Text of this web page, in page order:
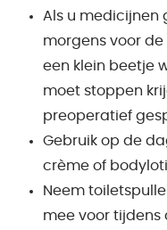
Als u medicijnen
morgens voor
een klein beetje
moet stoppen
preoperatief
Gebruik op de
crème of
Neem
mee voor tijdens